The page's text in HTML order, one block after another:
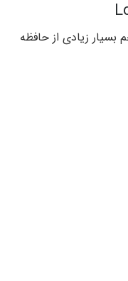
زیادی از حافظه